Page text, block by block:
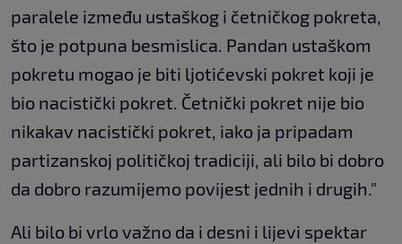
paralele između ustaškog i četničkog pokreta,
što je potpuna besmislica. Pandan ustaškom
pokretu mogao je biti ljotićevski pokret koji je
bio nacistički pokret. Četnički pokret nije bio
nikakav nacistički pokret, iako ja pripadam
partizanskoj političkoj tradiciji, ali bilo bi dobro
da dobro razumijemo povijest jednih i drugih."
Ali bilo bi vrlo važno da i desni i lijevi spektar